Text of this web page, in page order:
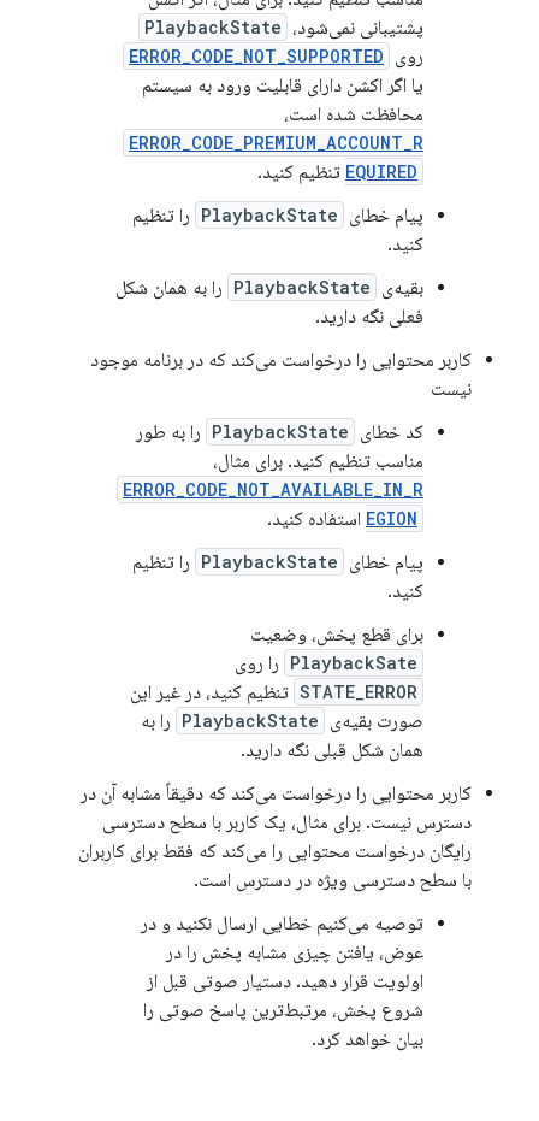
پشتیبانی نمی‌شود، PlaybackState
روی ERROR_CODE_NOT_SUPPORTED
یا اگر اکشن دارای قابلیت ورود به سیستم
محافظت شده است،
ERROR_CODE_PREMIUM_ACCOUNT_R
EQUIRED تنظیم کنید.
پیام خطای PlaybackState را تنظیم
کنید.
بقیه‌ی PlaybackState را به همان شکل
فعلی نگه دارید.
کاربر محتوایی را درخواست می‌کند که در برنامه موجود
نیست
کد خطای PlaybackState را به طور
مناسب تنظیم کنید. برای مثال،
ERROR_CODE_NOT_AVAILABLE_IN_R
EGION استفاده کنید.
پیام خطای PlaybackState را تنظیم
کنید.
برای قطع پخش، وضعیت
PlaybackSate را روی
STATE_ERROR تنظیم کنید، در غیر این
صورت بقیه‌ی PlaybackState را به
همان شکل قبلی نگه دارید.
کاربر محتوایی را درخواست می‌کند که دقیقاً مشابه آن در
دسترس نیست. برای مثال، یک کاربر با سطح دسترسی
رایگان درخواست محتوایی را می‌کند که فقط برای کاربران
با سطح دسترسی ویژه در دسترس است.
توصیه می‌کنیم خطایی ارسال نکنید و در
عوض، یافتن چیزی مشابه پخش را در
اولویت قرار دهید. دستیار صوتی قبل از
شروع پخش، مرتبط‌ترین پاسخ صوتی را
بیان خواهد کرد.